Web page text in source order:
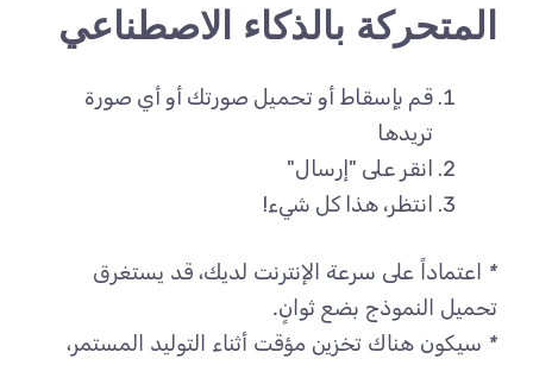
المتحركة بالذكاء الاصطناعي
قم بإسقاط أو تحميل صورتك أو أي صورة
تريدها
انقر على "إرسال"
انتظر، هذا كل شيء!
* اعتماداً على سرعة الإنترنت لديك، قد يستغرق
تحميل النموذج بضع ثوانٍ.
* سيكون هناك تخزين مؤقت أثناء التوليد المستمر،